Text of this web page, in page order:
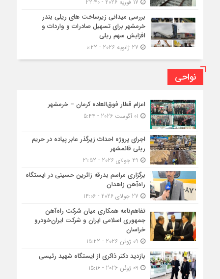
بررسی میدانی زیرساخت های ریلی بندر
خرمشهر برای تسهیل صادرات و واردات و
افزایش سهم ریلی
نواحی
اعزام قطار فوق‌العاده کرمان – خرمشهر
اجرای پروژه احداث زیرگذر عابر پیاده در حریم
ریلی قائمشهر
برگزاری مراسم بدرقه زائرین حسینی در ایستگاه
راه‌آهن زاهدان
تفاهم‌نامه همکاری میان شرکت راه‌آهن
جمهوری اسلامی ایران و شرکت ایران‌خودرو
خراسان
بازدید دکتر ذاکری از ایستگاه شهید رئیسی